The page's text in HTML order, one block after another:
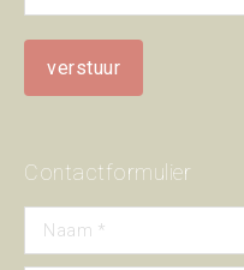
Contactformulier
Naam *